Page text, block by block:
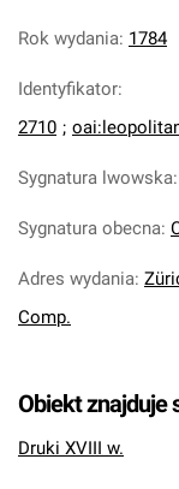
Rok wydania: 1784
Identyfikator:
2710 ;
Sygnatura lwowska:
Sygnatura obecna:
Adres wydania:
Comp.
Obiekt znajduje
Druki XVIII w.